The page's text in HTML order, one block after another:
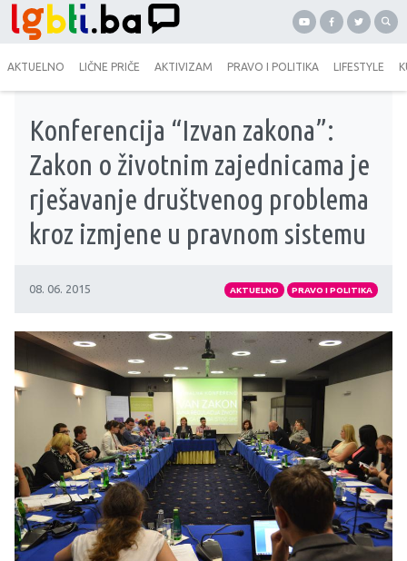
AKTUELNO LIČNE PRIČE AKTIVIZAM PRAVO I POLITIKA LIFESTYLE
Konferencija “Izvan zakona”:
Zakon o životnim zajednicama je
rješavanje društvenog problema
kroz izmjene u pravnom sistemu
08. 06. 2015 AKTUELNO PRAVO I POLITIKA